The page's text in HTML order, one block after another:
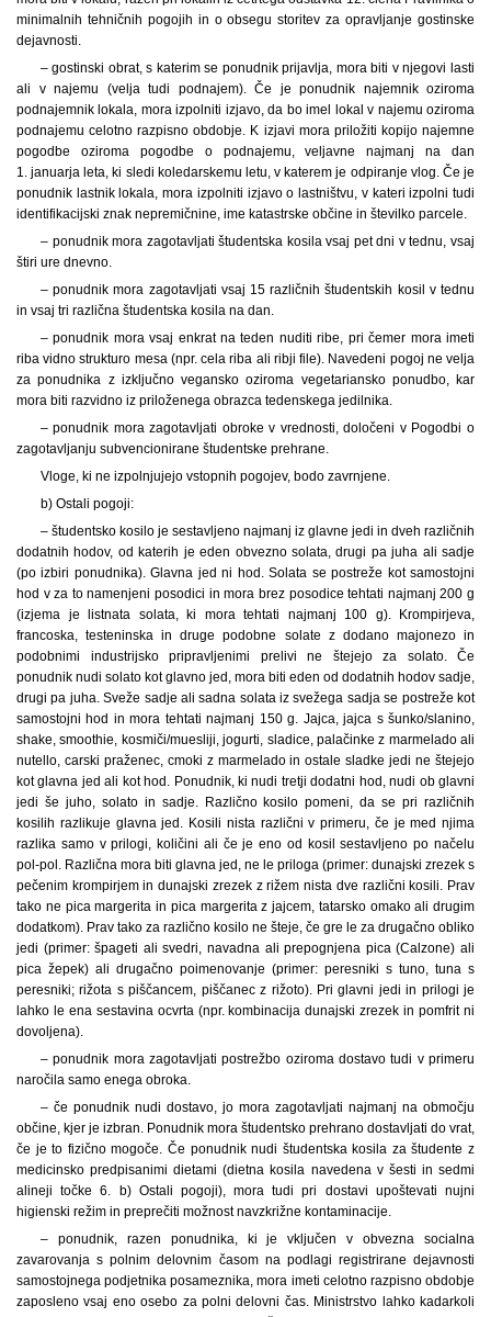
minimalnih tehničnih pogojih in o obsegu storitev za opravljanje gostinske
dejavnosti.
– gostinski obrat, s katerim se ponudnik prijavlja, mora biti v njegovi lasti
ali v najemu (velja tudi podnajem). Če je ponudnik najemnik oziroma
podnajemnik lokala, mora izpolniti izjavo, da bo imel lokal v najemu oziroma
podnajemu celotno razpisno obdobje. K izjavi mora priložiti kopijo najemne
pogodbe oziroma pogodbe o podnajemu, veljavne najmanj na dan
1. januarja leta, ki sledi koledarskemu letu, v katerem je odpiranje vlog. Če je
ponudnik lastnik lokala, mora izpolniti izjavo o lastništvu, v kateri izpolni tudi
identifikacijski znak nepremičnine, ime katastrske občine in številko parcele.
– ponudnik mora zagotavljati študentska kosila vsaj pet dni v tednu, vsaj
štiri ure dnevno.
– ponudnik mora zagotavljati vsaj 15 različnih študentskih kosil v tednu
in vsaj tri različna študentska kosila na dan.
– ponudnik mora vsaj enkrat na teden nuditi ribe, pri čemer mora imeti
riba vidno strukturo mesa (npr. cela riba ali ribji file). Navedeni pogoj ne velja
za ponudnika z izključno vegansko oziroma vegetariansko ponudbo, kar
mora biti razvidno iz priloženega obrazca tedenskega jedilnika.
– ponudnik mora zagotavljati obroke v vrednosti, določeni v Pogodbi o
zagotavljanju subvencionirane študentske prehrane.
Vloge, ki ne izpolnjujejo vstopnih pogojev, bodo zavrnjene.
b) Ostali pogoji:
– študentsko kosilo je sestavljeno najmanj iz glavne jedi in dveh različnih
dodatnih hodov, od katerih je eden obvezno solata, drugi pa juha ali sadje
(po izbiri ponudnika). Glavna jed ni hod. Solata se postreže kot samostojni
hod v za to namenjeni posodici in mora brez posodice tehtati najmanj 200 g
(izjema je listnata solata, ki mora tehtati najmanj 100 g). Krompirjeva,
francoska, testeninska in druge podobne solate z dodano majonezo in
podobnimi industrijsko pripravljenimi prelivi ne štejejo za solato. Če
ponudnik nudi solato kot glavno jed, mora biti eden od dodatnih hodov sadje,
drugi pa juha. Sveže sadje ali sadna solata iz svežega sadja se postreže kot
samostojni hod in mora tehtati najmanj 150 g. Jajca, jajca s šunko/slanino,
shake, smoothie, kosmiči/muesliji, jogurti, sladice, palačinke z marmelado ali
nutello, carski praženec, cmoki z marmelado in ostale sladke jedi ne štejejo
kot glavna jed ali kot hod. Ponudnik, ki nudi tretji dodatni hod, nudi ob glavni
jedi še juho, solato in sadje. Različno kosilo pomeni, da se pri različnih
kosilih razlikuje glavna jed. Kosili nista različni v primeru, če je med njima
razlika samo v prilogi, količini ali če je eno od kosil sestavljeno po načelu
pol-pol. Različna mora biti glavna jed, ne le priloga (primer: dunajski zrezek s
pečenim krompirjem in dunajski zrezek z rižem nista dve različni kosili. Prav
tako ne pica margerita in pica margerita z jajcem, tatarsko omako ali drugim
dodatkom). Prav tako za različno kosilo ne šteje, če gre le za drugačno obliko
jedi (primer: špageti ali svedri, navadna ali prepognjena pica (Calzone) ali
pica žepek) ali drugačno poimenovanje (primer: peresniki s tuno, tuna s
peresniki; rižota s piščancem, piščanec z rižoto). Pri glavni jedi in prilogi je
lahko le ena sestavina ocvrta (npr. kombinacija dunajski zrezek in pomfrit ni
dovoljena).
– ponudnik mora zagotavljati postrežbo oziroma dostavo tudi v primeru
naročila samo enega obroka.
– če ponudnik nudi dostavo, jo mora zagotavljati najmanj na območju
občine, kjer je izbran. Ponudnik mora študentsko prehrano dostavljati do vrat,
če je to fizično mogoče. Če ponudnik nudi študentska kosila za študente z
medicinsko predpisanimi dietami (dietna kosila navedena v šesti in sedmi
alineji točke 6. b) Ostali pogoji), mora tudi pri dostavi upoštevati nujni
higienski režim in preprečiti možnost navzkrižne kontaminacije.
– ponudnik, razen ponudnika, ki je vključen v obvezna socialna
zavarovanja s polnim delovnim časom na podlagi registrirane dejavnosti
samostojnega podjetnika posameznika, mora imeti celotno razpisno obdobje
zaposleno vsaj eno osebo za polni delovni čas. Ministrstvo lahko kadarkoli